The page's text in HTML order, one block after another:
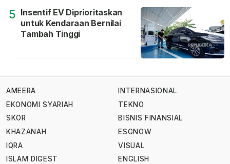
5 Insentif EV Diprioritaskan
untuk Kendaraan Bernilai
Tambah Tinggi
AMEERA
EKONOMI SYARIAH
SKOR
KHAZANAH
IQRA
ISLAM DIGEST
INTERNASIONAL
TEKNO
BISNIS FINANSIAL
ESGNOW
VISUAL
ENGLISH